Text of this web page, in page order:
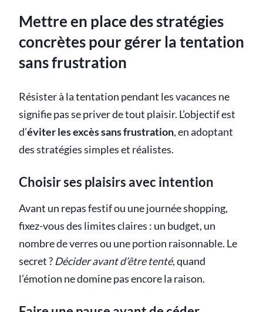
Mettre en place des stratégies
concrètes pour gérer la tentation
sans frustration
Résister à la tentation pendant les vacances ne
signifie pas se priver de tout plaisir. L’objectif est
d’éviter les excès sans frustration, en adoptant
des stratégies simples et réalistes.
Choisir ses plaisirs avec intention
Avant un repas festif ou une journée shopping,
fixez-vous des limites claires : un budget, un
nombre de verres ou une portion raisonnable. Le
secret ?Décider avant d’être tenté, quand
l’émotion ne domine pas encore la raison.